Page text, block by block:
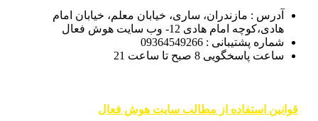
آدرس : مازندران، ساری، خیابان معلم، خیابان امام
هادی،کوچه امام هادی 12- وب سایت هوش فعال
شماره پشتیبانی : 09364549266
ساعت پاسخگویی 8 صبح تا ساعت 21
قوانین استفاده از مطالب سایت هوش فعال